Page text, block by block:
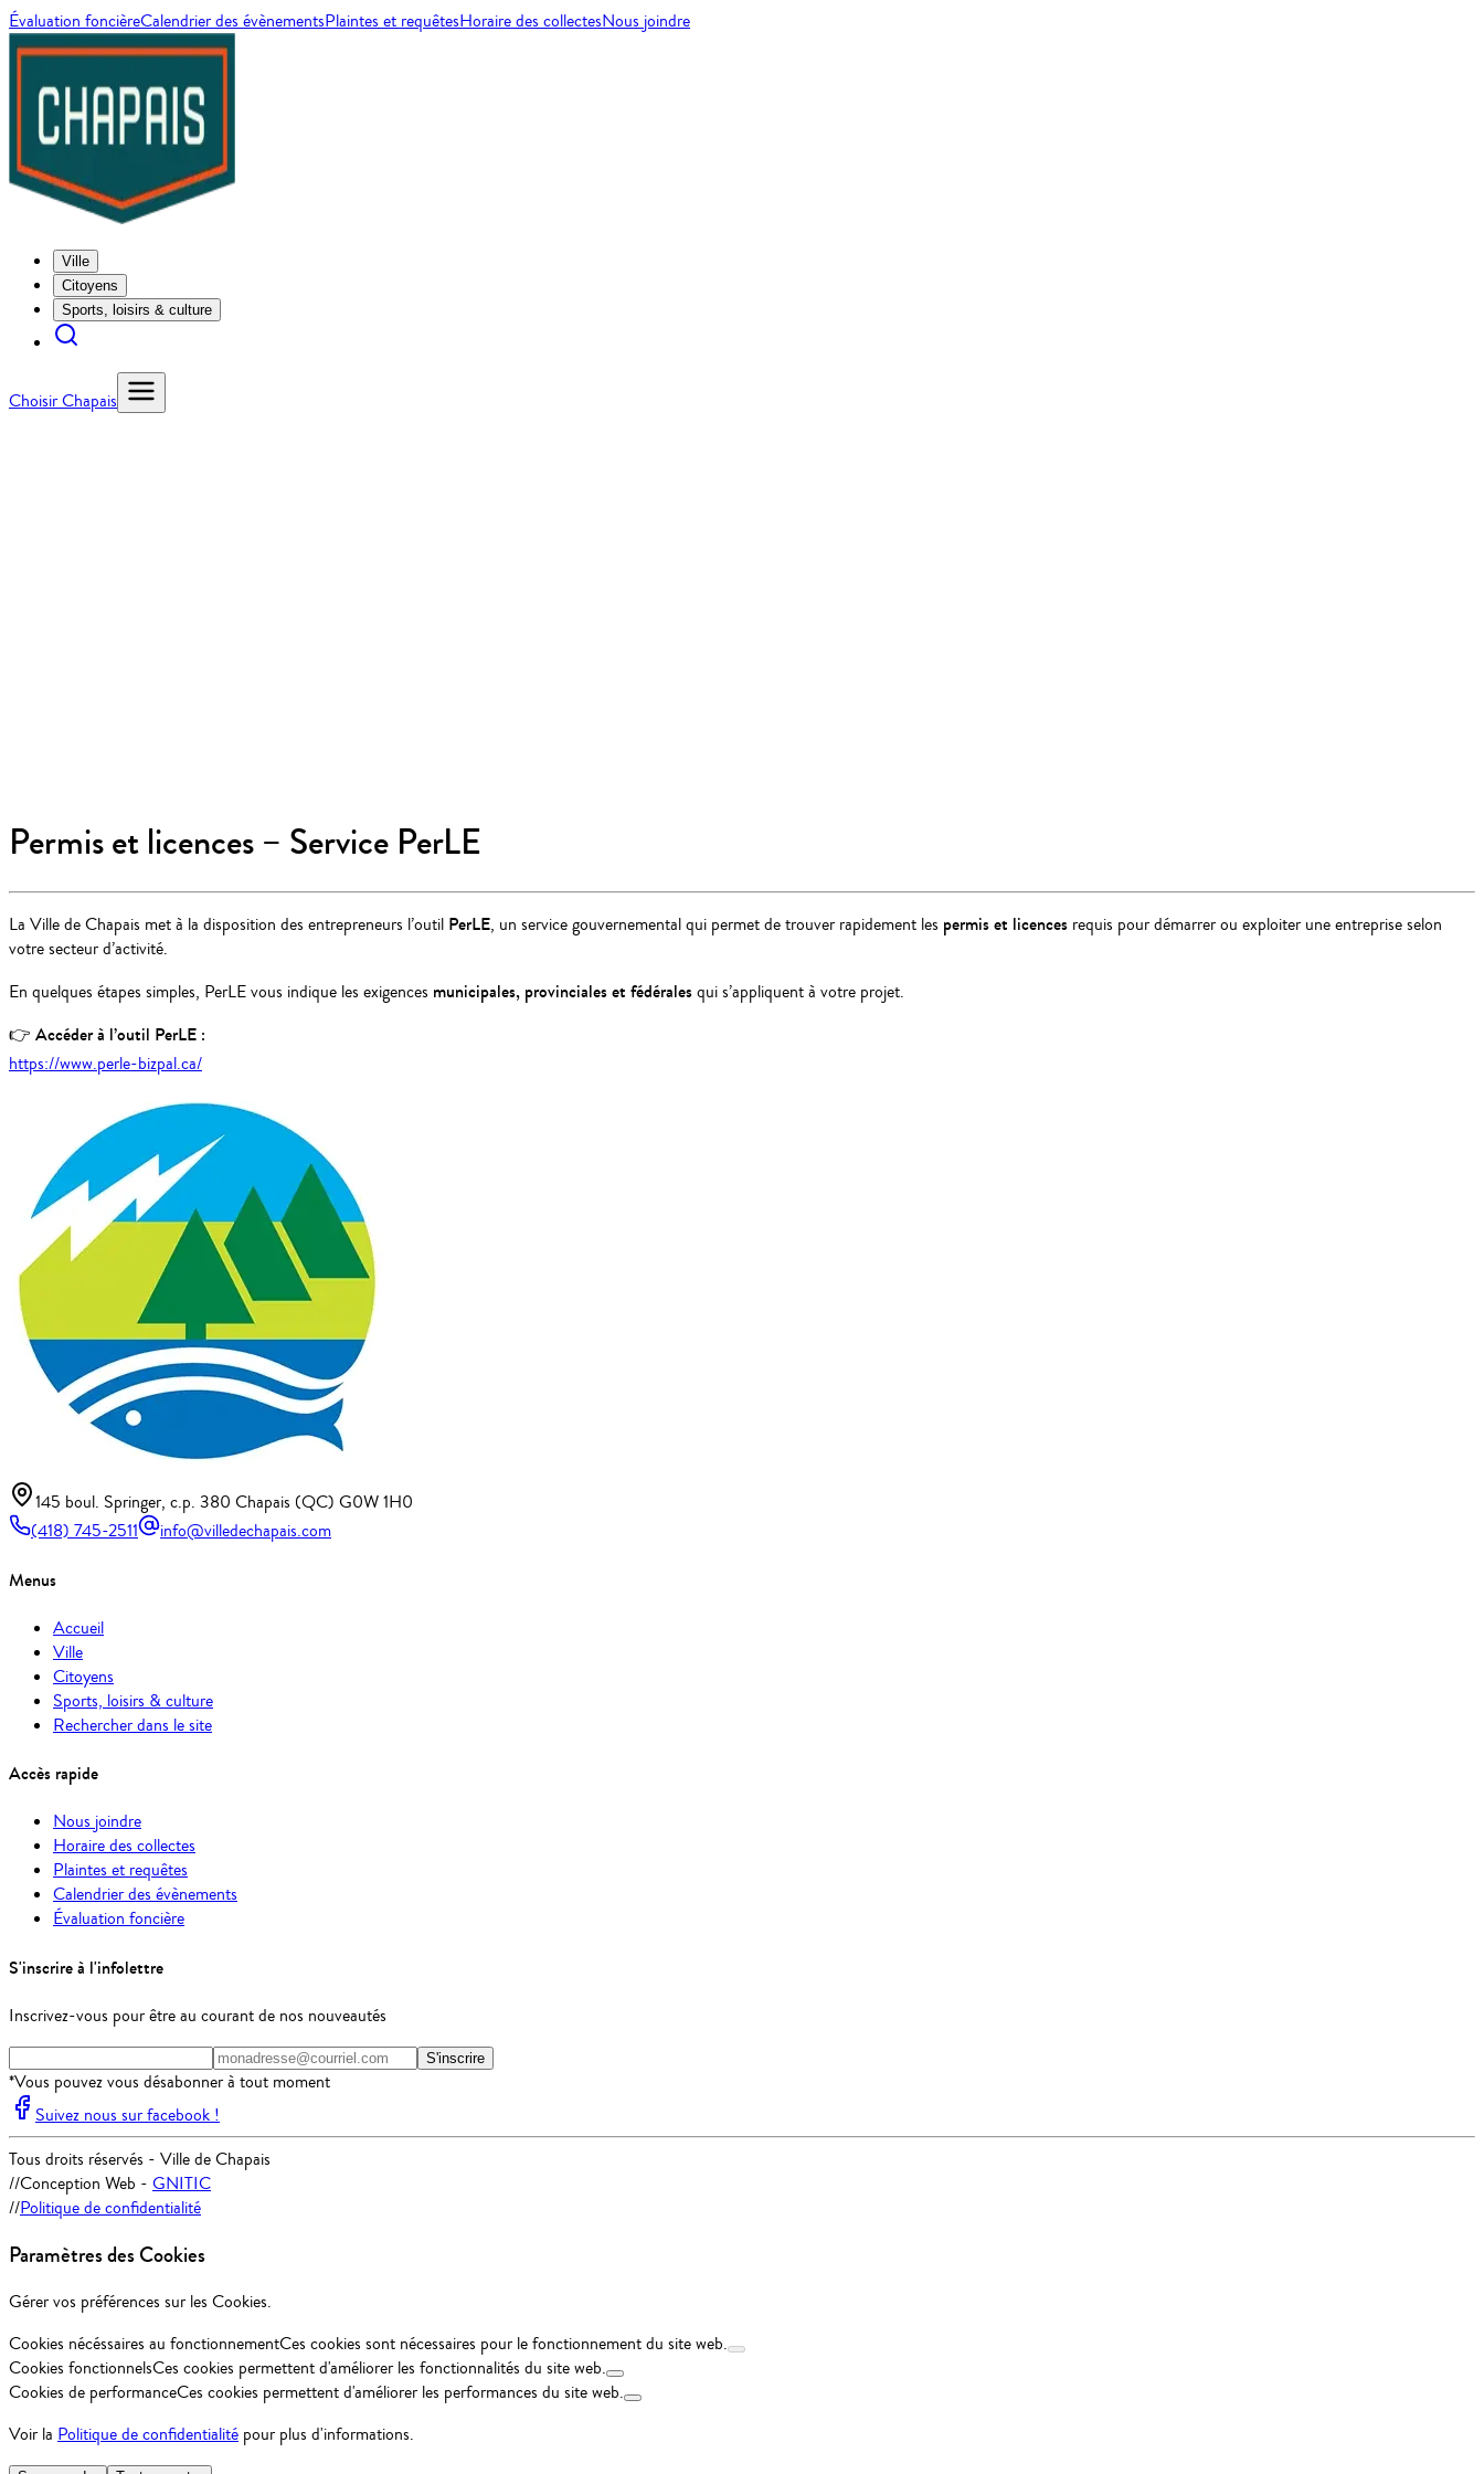
Évaluation foncièreCalendrier des évènementsPlaintes et requêtesHoraire des collectesNous joindre
Ville
Citoyens
Sports, loisirs & culture
Choisir Chapais
Permis et licences – Service PerLE
La Ville de Chapais met à la disposition des entrepreneurs l’outil PerLE, un service gouvernemental qui permet de trouver rapidement les permis et licences requis pour démarrer ou exploiter une entreprise selon
votre secteur d’activité.
En quelques étapes simples, PerLE vous indique les exigences municipales, provinciales et fédéralesqui s’appliquent à votre projet.
👉 Accéder à l’outil PerLE :
https://www.perle-bizpal.ca/
145 boul. Springer, c.p. 380 Chapais (QC) G0W 1H0
(418) 745-2511
info@villedechapais.com
Menus
Accueil
Ville
Citoyens
Sports, loisirs & culture
Rechercher dans le site
Accès rapide
Nous joindre
Horaire des collectes
Plaintes et requêtes
Calendrier des évènements
Évaluation foncière
S'inscrire à l'infolettre
Inscrivez-vous pour être au courant de nos nouveautés
S'inscrire
*Vous pouvez vous désabonner à tout moment
Suivez nous sur facebook !
Tous droits réservés - Ville de Chapais
//Conception Web - GNITIC
//Politique de confidentialité
Paramètres des Cookies
Gérer vos préférences sur les Cookies.
Cookies nécéssaires au fonctionnementCes cookies sont nécessaires pour le fonctionnement du site web.
Cookies fonctionnelsCes cookies permettent d'améliorer les fonctionnalités du site web.
Cookies de performanceCes cookies permettent d'améliorer les performances du site web.
Voir la Politique de confidentialité pour plus d'informations.